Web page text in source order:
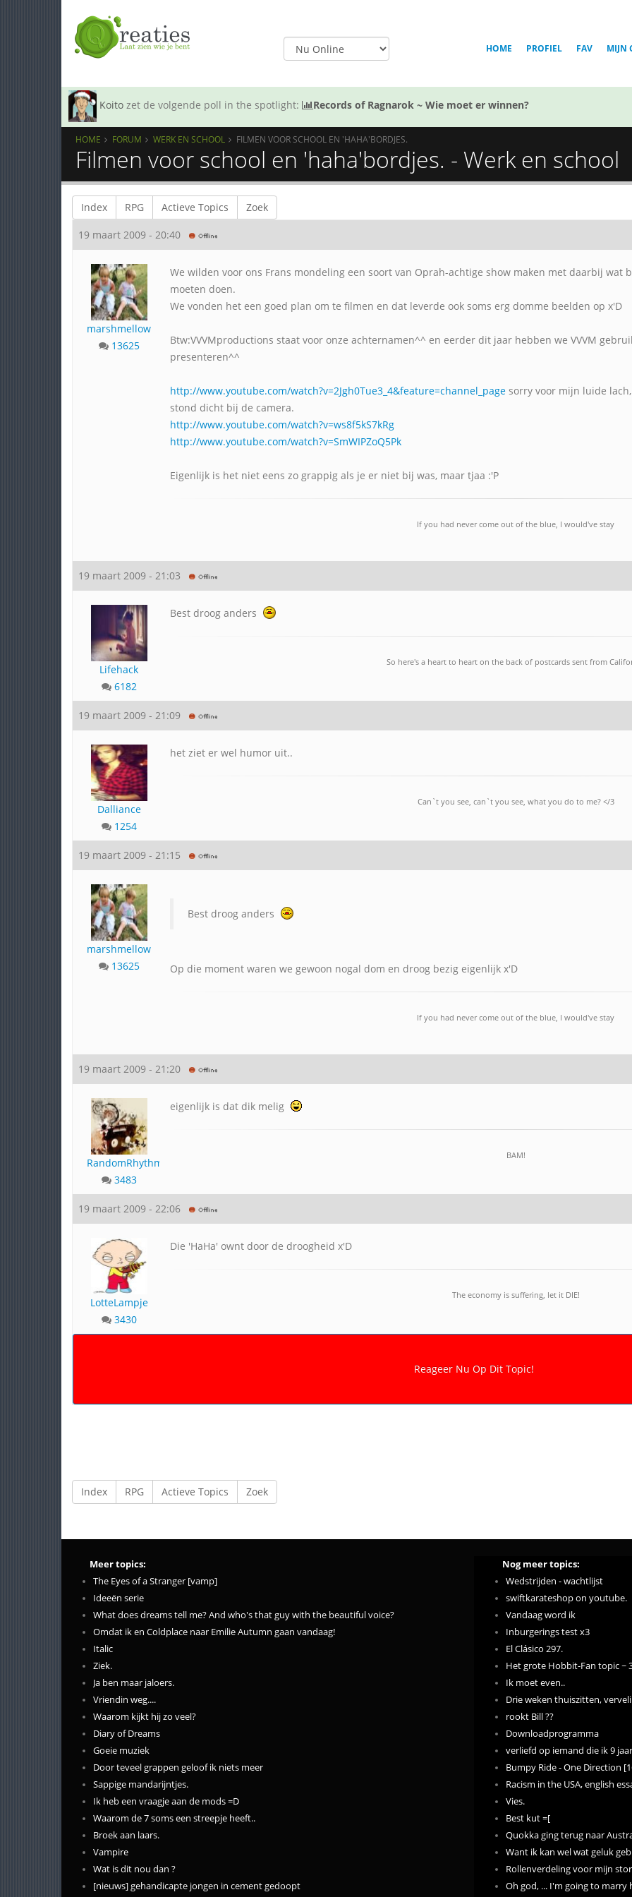
HOME PROFIEL FAV MIJN
Koito zet de volgende poll in the spotlight: Records of Ragnarok ~ Wie moet er winnen?
HOME FORUM WERK EN SCHOOL FILMEN VOOR SCHOOL EN 'HAHA'BORDJES.
Filmen voor school en 'haha'bordjes. - Werk en school
Index RPG Actieve Topics Zoek
19 maart 2009 - 20:40
marshmellow
13625
We wilden voor ons Frans mondeling een soort van Oprah-achtige show maken met daarbij wat
moeten doen.
We vonden het een goed plan om te filmen en dat leverde ook soms erg domme beelden op x'D
Btw:VVVMproductions staat voor onze achternamen^^ en eerder dit jaar hebben we VVVM
presenteren^^
http://www.youtube.com/watch?v=2Jgh0Tue3_4&feature=channel_page sorry voor mijn luide
stond dicht bij de camera.
http://www.youtube.com/watch?v=ws8f5kS7kRg
http://www.youtube.com/watch?v=SmWIPZoQ5Pk
Eigenlijk is het niet eens zo grappig als je er niet bij was, maar tjaa :'P
If you had never come out of the blue, I would've stay
19 maart 2009 - 21:03
Lifehack
6182
Best droog anders
So here's a heart to heart on the back of postcards sent from
19 maart 2009 - 21:09
Dalliance
1254
het ziet er wel humor uit..
Can`t you see, can`t you see, what you do to me? </3
19 maart 2009 - 21:15
marshmellow
13625
Best droog anders
Op die moment waren we gewoon nogal dom en droog bezig eigenlijk x'D
If you had never come out of the blue, I would've stay
19 maart 2009 - 21:20
RandomRhythm
3483
eigenlijk is dat dik melig
BAM!
19 maart 2009 - 22:06
LotteLampje
3430
Die 'HaHa' ownt door de droogheid x'D
The economy is suffering, let it DIE!
Index RPG Actieve Topics Zoek
Meer topics:
The Eyes of a Stranger [vamp]
Ideeën serie
What does dreams tell me? And who's that guy with the beautiful voice?
Omdat ik en Coldplace naar Emilie Autumn gaan vandaag!
Italic
Ziek.
Ja ben maar jaloers.
Vriendin weg....
Waarom kijkt hij zo veel?
Diary of Dreams
Goeie muziek
Door teveel grappen geloof ik niets meer
Sappige mandarijntjes.
Ik heb een vraagje aan de mods =D
Waarom de 7 soms een streepje heeft..
Broek aan laars.
Vampire
Wat is dit nou dan ?
[nieuws] gehandicapte jongen in cement gedoopt
Nog meer topics:
Wedstrijden - wachtlijst
swiftkarateshop on youtube.
Vandaag word ik
Inburgerings test x3
El Clásico 297.
Het grote Hobbit-Fan topic ~
Ik moet even..
Drie weken thuiszitten,
rookt Bill ??
Downloadprogramma
verliefd op iemand die ik 9
Bumpy Ride - One Direction
Racism in the USA, english
Vies.
Best kut =[
Quokka ging terug naar
Want ik kan wel wat geluk
Rollenverdeling voor mijn
Oh god, ... I'm going to marry